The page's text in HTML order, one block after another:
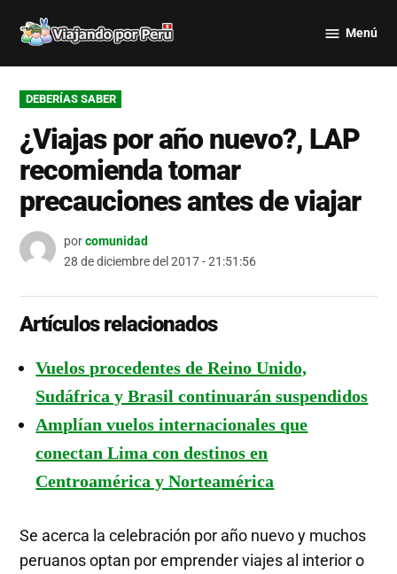
por Perú
Menú
PUBLICADO
EN
DEBERÍAS SABER
¿Viajas por año nuevo?, LAP
recomienda tomar
precauciones antes de viajar
porcomunidad
28 de diciembre del 2017 - 21:51:56
Artículos relacionados
Vuelos procedentes de Reino Unido,
Sudáfrica y Brasil continuarán suspendidos
Amplían vuelos internacionales que
conectan Lima con destinos en
Centroamérica y Norteamérica
Se acerca la celebración por año nuevo y muchos
peruanos optan por emprender viajes al interior o